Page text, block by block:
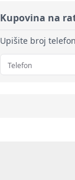
Kupovina na
Upišite broj